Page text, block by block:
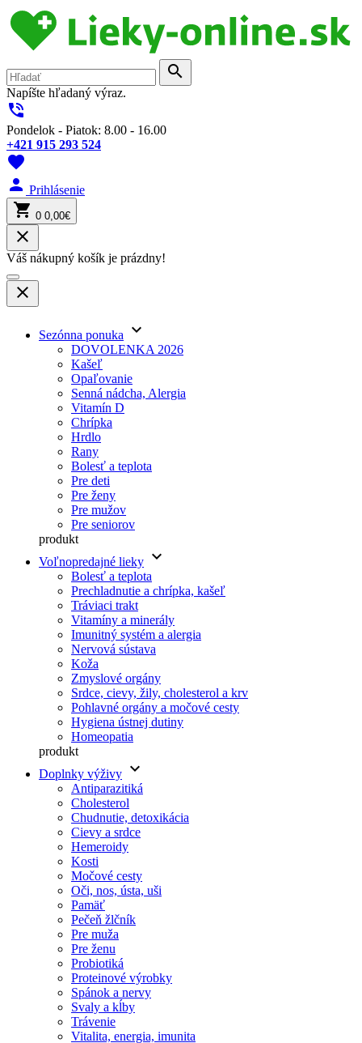
search
Napíšte hľadaný výraz.
phone_in_talk
Pondelok - Piatok: 8.00 - 16.00
+421 915 293 524
favorite
person Prihlásenie
shopping_cart 0 0,00€
close
Váš nákupný košík je prázdny!
close
Sezónna ponuka keyboard_arrow_down
DOVOLENKA 2026
Kašeľ
Opaľovanie
Senná nádcha, Alergia
Vitamín D
Chrípka
Hrdlo
Rany
Bolesť a teplota
Pre deti
Pre ženy
Pre mužov
Pre seniorov
produkt
Voľnopredajné lieky keyboard_arrow_down
Bolesť a teplota
Prechladnutie a chrípka, kašeľ
Tráviaci trakt
Vitamíny a minerály
Imunitný systém a alergia
Nervová sústava
Koža
Zmyslové orgány
Srdce, cievy, žily, cholesterol a krv
Pohlavné orgány a močové cesty
Hygiena ústnej dutiny
Homeopatia
produkt
Doplnky výživy keyboard_arrow_down
Antiparazitiká
Cholesterol
Chudnutie, detoxikácia
Cievy a srdce
Hemeroidy
Kosti
Močové cesty
Oči, nos, ústa, uši
Pamäť
Pečeň žlčník
Pre muža
Pre ženu
Probiotiká
Proteinové výrobky
Spánok a nervy
Svaly a kĺby
Trávenie
Vitalita, energia, imunita